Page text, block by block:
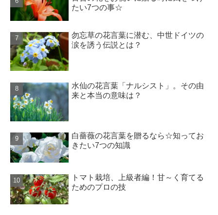
たい7つの事☆
勿忘草の花言葉に潜む、中世ドイツの
涙を誘う伝説とは？
水仙の花言葉「ナルシスト」。その由
来と本当の意味は？
白薔薇の花言葉を贈るなら☆知ってお
きたい7つの知識
トマト栽培、上級者編！甘～く育てる
ためのプロの技